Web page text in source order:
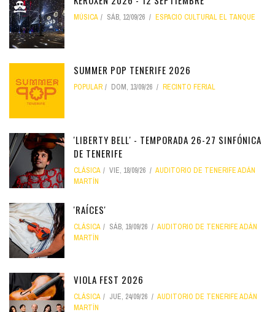
MÚSICA SÁB, 12/09/26 ESPACIO CULTURAL EL TANQUE
SUMMER POP TENERIFE 2026
POPULAR DOM, 13/09/26 RECINTO FERIAL
'LIBERTY BELL' - TEMPORADA 26-27 SINFÓNICA
DE TENERIFE
CLÁSICA VIE, 18/09/26
AUDITORIO DE TENERIFE ADÁN
MARTÍN
'RAÍCES'
CLÁSICA SÁB, 19/09/26
AUDITORIO DE TENERIFE ADÁN
MARTÍN
VIOLA FEST 2026
CLÁSICA JUE, 24/09/26
AUDITORIO DE TENERIFE ADÁN
MARTÍN